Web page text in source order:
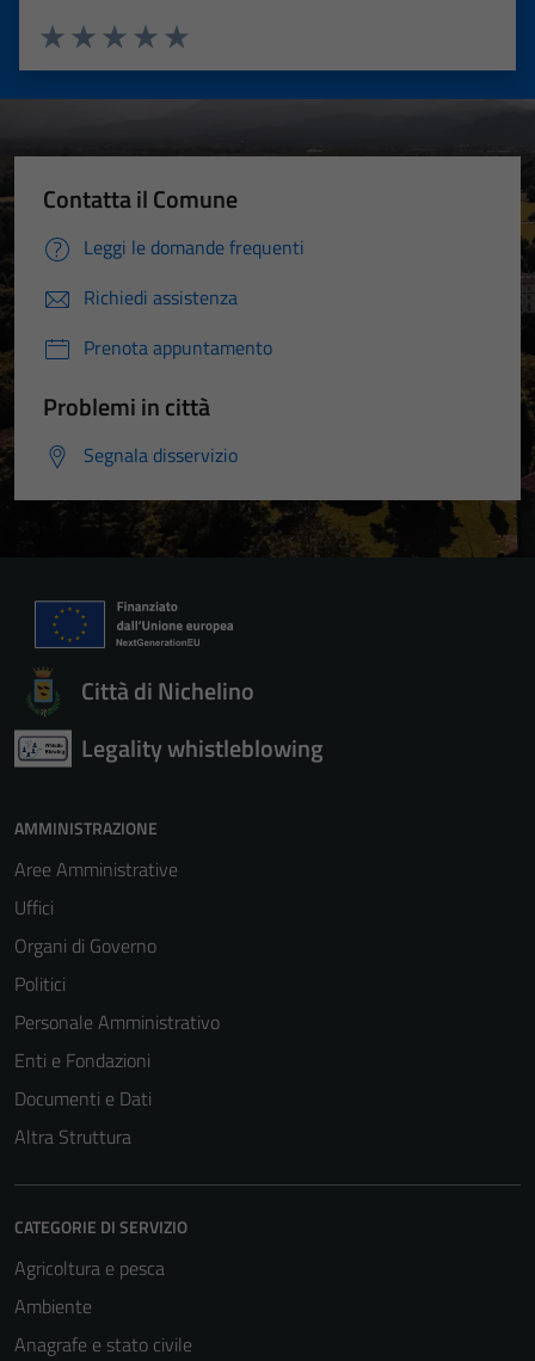
Valuta 5 stelle su 5
Valuta 4 stelle su 5
Valuta 3 stelle su 5
Valuta 2 stelle su 5
Valuta 1 stelle su 5
Contatta il Comune
Leggi le domande frequenti
Richiedi assistenza
Prenota appuntamento
Problemi in città
Segnala disservizio
Città di Nichelino
Legality whistleblowing
AMMINISTRAZIONE
Aree Amministrative
Uffici
Organi di Governo
Politici
Personale Amministrativo
Enti e Fondazioni
Documenti e Dati
Altra Struttura
CATEGORIE DI SERVIZIO
Agricoltura e pesca
Ambiente
Anagrafe e stato civile